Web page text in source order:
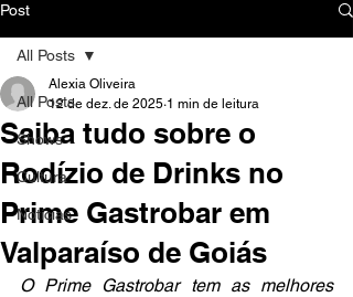
Post
All Posts
Shows
Cultura
Notícias
All Posts
Saiba tudo sobre o
Rodízio de Drinks no
Prime Gastrobar em
Valparaíso de Goiás
Alexia Oliveira
12 de dez. de 2025 1 min de leitura
O Prime Gastrobar tem as melhores